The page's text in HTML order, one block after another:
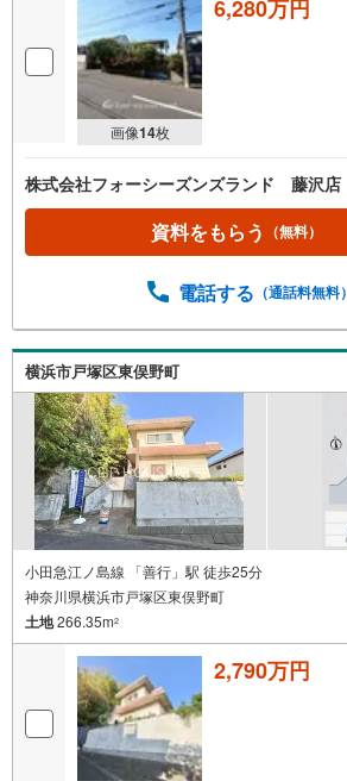
画像14枚
6,280万円
株式会社フォーシーズンズランド 藤沢店
資料をもらう （無料）
電話する （通話料無料）
横浜市戸塚区東俣野町
小田急江ノ島線 「善行」駅 徒歩25分
神奈川県横浜市戸塚区東俣野町
土地266.35m2
2,790万円